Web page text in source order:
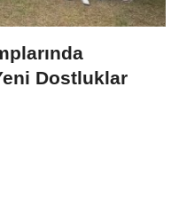
Dostluklar